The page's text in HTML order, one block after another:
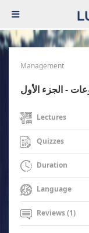
Management
- الجزء الأول
Lectures
Quizzes
Duration
Language
Reviews (1)